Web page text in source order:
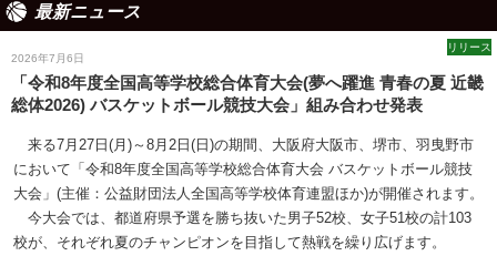
最新ニュース
2026年7月6日
リリース
「令和8年度全国高等学校総合体育大会(夢へ躍進 青春の夏 近畿
総体2026) バスケットボール競技大会」組み合わせ発表
来る7月27日(月)～8月2日(日)の期間、大阪府大阪市、堺市、羽曳野市
において「令和8年度全国高等学校総合体育大会 バスケットボール競技
大会」(主催：公益財団法人全国高等学校体育連盟ほか)が開催されます。
今大会では、都道府県予選を勝ち抜いた男子52校、女子51校の計103
校が、それぞれ夏のチャンピオンを目指して熱戦を繰り広げます。